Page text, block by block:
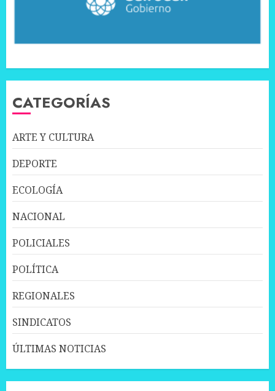
CATEGORÍAS
ARTE Y CULTURA
DEPORTE
ECOLOGÍA
NACIONAL
POLICIALES
POLÍTICA
REGIONALES
SINDICATOS
ÚLTIMAS NOTICIAS